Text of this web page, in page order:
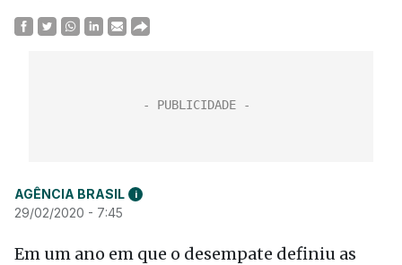
AGÊNCIA BRASIL i
29/02/2020 - 7:45
Em um ano em que o desempate definiu as